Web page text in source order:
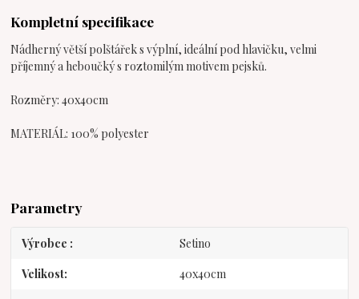
Kompletní specifikace
Nádherný větší polštářek s výplní, ideální pod hlavičku, velmi
příjemný a heboučký s roztomilým motivem pejsků.
Rozměry: 40x40cm
MATERIÁL: 100% polyester
Parametry
Výrobce Setino
Velikost 40x40cm